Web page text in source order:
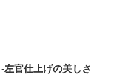
左官仕上げの美しさ